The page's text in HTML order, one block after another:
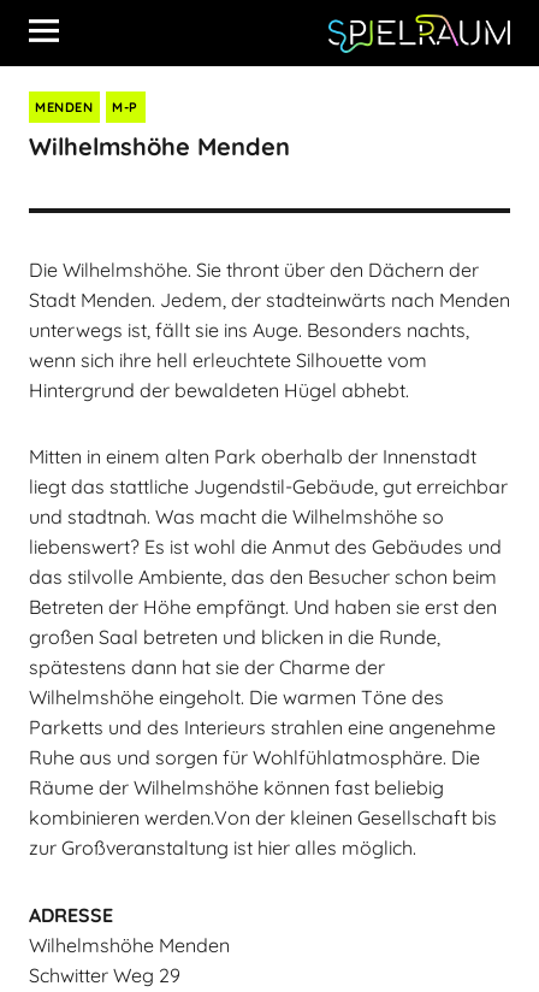
MENDEN M-P
Wilhelmshöhe Menden
Die Wilhelmshöhe. Sie thront über den Dächern der
Stadt Menden. Jedem, der stadteinwärts nach Menden
unterwegs ist, fällt sie ins Auge. Besonders nachts,
wenn sich ihre hell erleuchtete Silhouette vom
Hintergrund der bewaldeten Hügel abhebt.
Mitten in einem alten Park oberhalb der Innenstadt
liegt das stattliche Jugendstil-Gebäude, gut erreichbar
und stadtnah. Was macht die Wilhelmshöhe so
liebenswert? Es ist wohl die Anmut des Gebäudes und
das stilvolle Ambiente, das den Besucher schon beim
Betreten der Höhe empfängt. Und haben sie erst den
großen Saal betreten und blicken in die Runde,
spätestens dann hat sie der Charme der
Wilhelmshöhe eingeholt. Die warmen Töne des
Parketts und des Interieurs strahlen eine angenehme
Ruhe aus und sorgen für Wohlfühlatmosphäre. Die
Räume der Wilhelmshöhe können fast beliebig
kombinieren werden.Von der kleinen Gesellschaft bis
zur Großveranstaltung ist hier alles möglich.
ADRESSE
Wilhelmshöhe Menden
Schwitter Weg 29